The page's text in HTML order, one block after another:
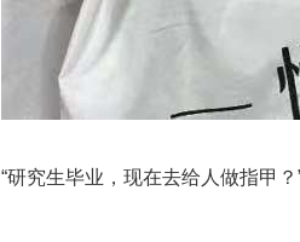
“研究生毕业，现在去给人做指甲？